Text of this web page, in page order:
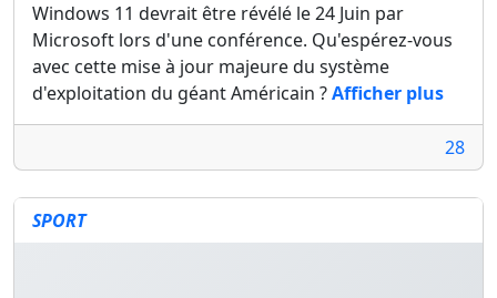
Windows 11 devrait être révélé le 24 Juin par
Microsoft lors d'une conférence. Qu'espérez-vous
avec cette mise à jour majeure du système
d'exploitation du géant Américain ?Afficher plus
28
SPORT